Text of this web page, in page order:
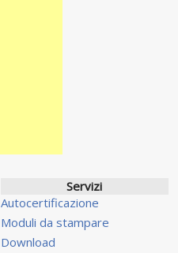
Servizi
Autocertificazione
Moduli da stampare
Download